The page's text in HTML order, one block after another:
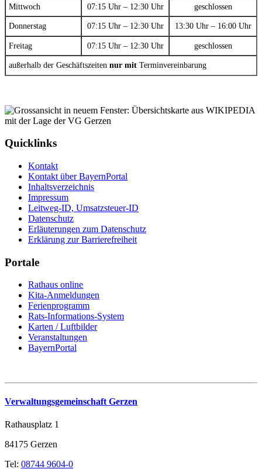
Mittwoch 07:15 Uhr – 12:30 Uhr geschlossen
Donnerstag 07:15 Uhr – 12:30 Uhr 13:30 Uhr – 16:00 Uhr
Freitag 07:15 Uhr – 12:30 Uhr geschlossen
außerhalb der Geschäftszeiten nur mit Terminvereinbarung
Quicklinks
Kontakt
Kontakt über BayernPortal
Inhaltsverzeichnis
Impressum
Leitweg-ID, Umsatzsteuer-ID
Datenschutz
Erläuterungen zum Datenschutz
Erklärung zur Barrierefreiheit
Portale
Rathaus online
Kita-Anmeldungen
Ferienprogramm
Rats-Informations-System
Karten / Luftbilder
Veranstaltungen
BayernPortal
Verwaltungsgemeinschaft Gerzen
Rathausplatz 1
84175 Gerzen
Tel: 08744 9604-0